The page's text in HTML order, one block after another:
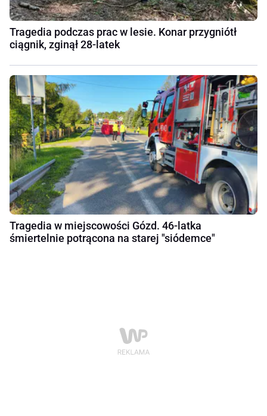
Tragedia podczas prac w lesie. Konar przygniótł
ciągnik, zginął 28-latek
Tragedia w miejscowości Gózd. 46-latka
śmiertelnie potrącona na starej "siódemce"